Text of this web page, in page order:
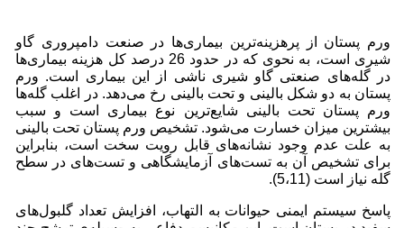
ورم پستان از پرهزینه‌ترین بیماری‌ها در صنعت دامپروری گاو
شیری است، به نحوی که در حدود 26 درصد کل هزینه بیماری‌ها
در گله‌های صنعتی گاو شیری ناشی از این بیماری است. ورم
پستان به دو شکل بالینی و تحت بالینی رخ می‌دهد. در اغلب گله‌ها
ورم پستان تحت بالینی شایع‌ترین نوع بیماری است و سبب
بیشترین میزان خسارت می‌شود. تشخیص ورم پستان تحت بالینی
به علت عدم وجود نشانه‌های قابل رویت سخت است، بنابراین
برای تشخیص آن به تست‌های آزمایشگاهی و تست‌های در سطح
گله نیاز است (5،11).
پاسخ سیستم ایمنی حیوانات به التهاب، افزایش تعداد گلبول‌های